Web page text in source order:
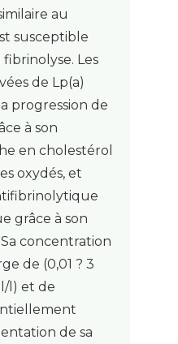
au
susceptible
Les
de Lp(a)
progression de
à son
en cholestérol
oxydés, et
grâce à son
concentration
de (0,01 ? 3
l) et de
de sa